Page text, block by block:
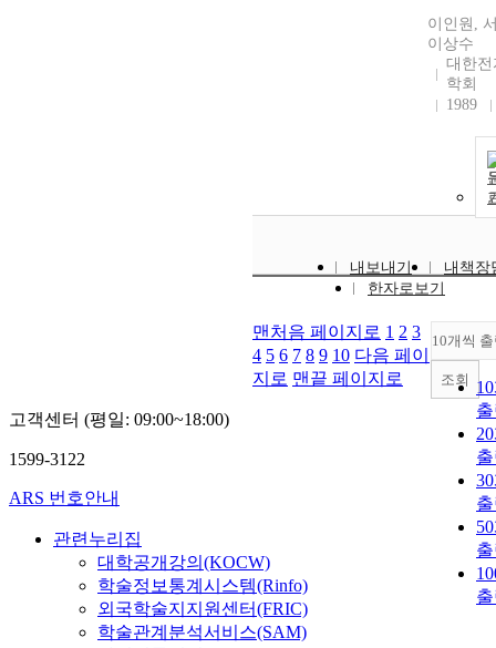
이인원,
이상수
대한전
학회
1989
내보내기
내책장
한자로보기
10개씩
조회
맨처음 페이지로 1 2 3
4 5 6 7 8 9 10 다음 페이
지로 맨끝 페이지로
고객센터 (평일: 09:00~18:00)
1599-3122
ARS 번호안내
관련누리집
대학공개강의(KOCW)
학술정보통계시스템(Rinfo)
외국학술지지원센터(FRIC)
학술관계분석서비스(SAM)